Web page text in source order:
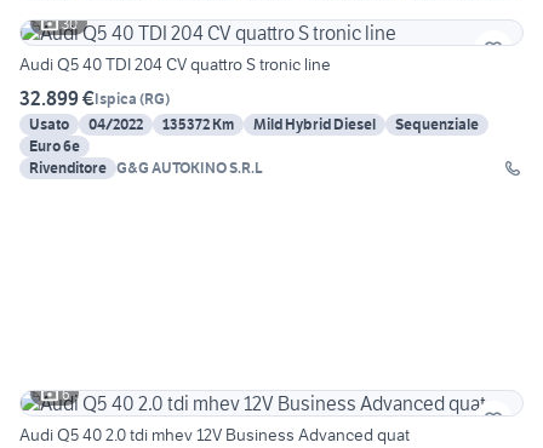
30
Audi Q5 40 TDI 204 CV quattro S tronic line
32.899 €Ispica (RG)
Usato
04/2022 135372 Km Mild Hybrid Diesel
Sequenziale
Euro 6e
Rivenditore G&G AUTOKINO S.R.L
6
Audi Q5 40 2.0 tdi mhev 12V Business Advanced quat